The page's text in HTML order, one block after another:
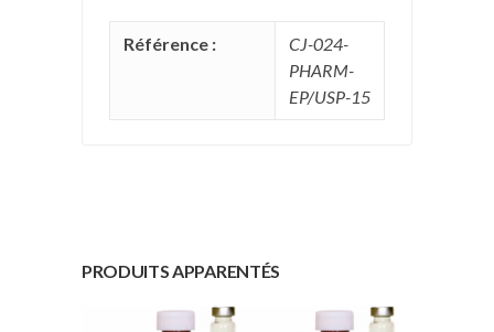
Référence :
CJ-024-
PHARM-
EP/USP-15
PRODUITS APPARENTÉS